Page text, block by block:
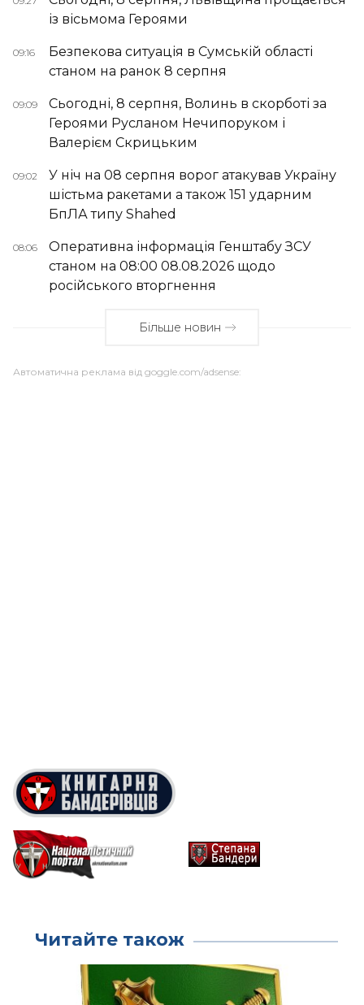
із вісьмома Героями
09:16
Безпекова ситуація в Сумській області
станом на ранок 8 серпня
09:09
Сьогодні, 8 серпня, Волинь в скорботі за
Героями Русланом Нечипоруком і
Валерієм Скрицьким
09:02
У ніч на 08 серпня ворог атакував Україну
шістьма ракетами а також 151 ударним
БпЛА типу Shahed
08:06
Оперативна інформація Генштабу ЗСУ
станом на 08:00 08.08.2026 щодо
російського вторгнення
Більше новин
Автоматична реклама від goggle.com/adsense:
Читайте також